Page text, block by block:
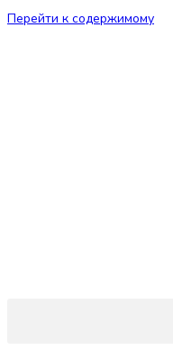
Перейти к содержимому